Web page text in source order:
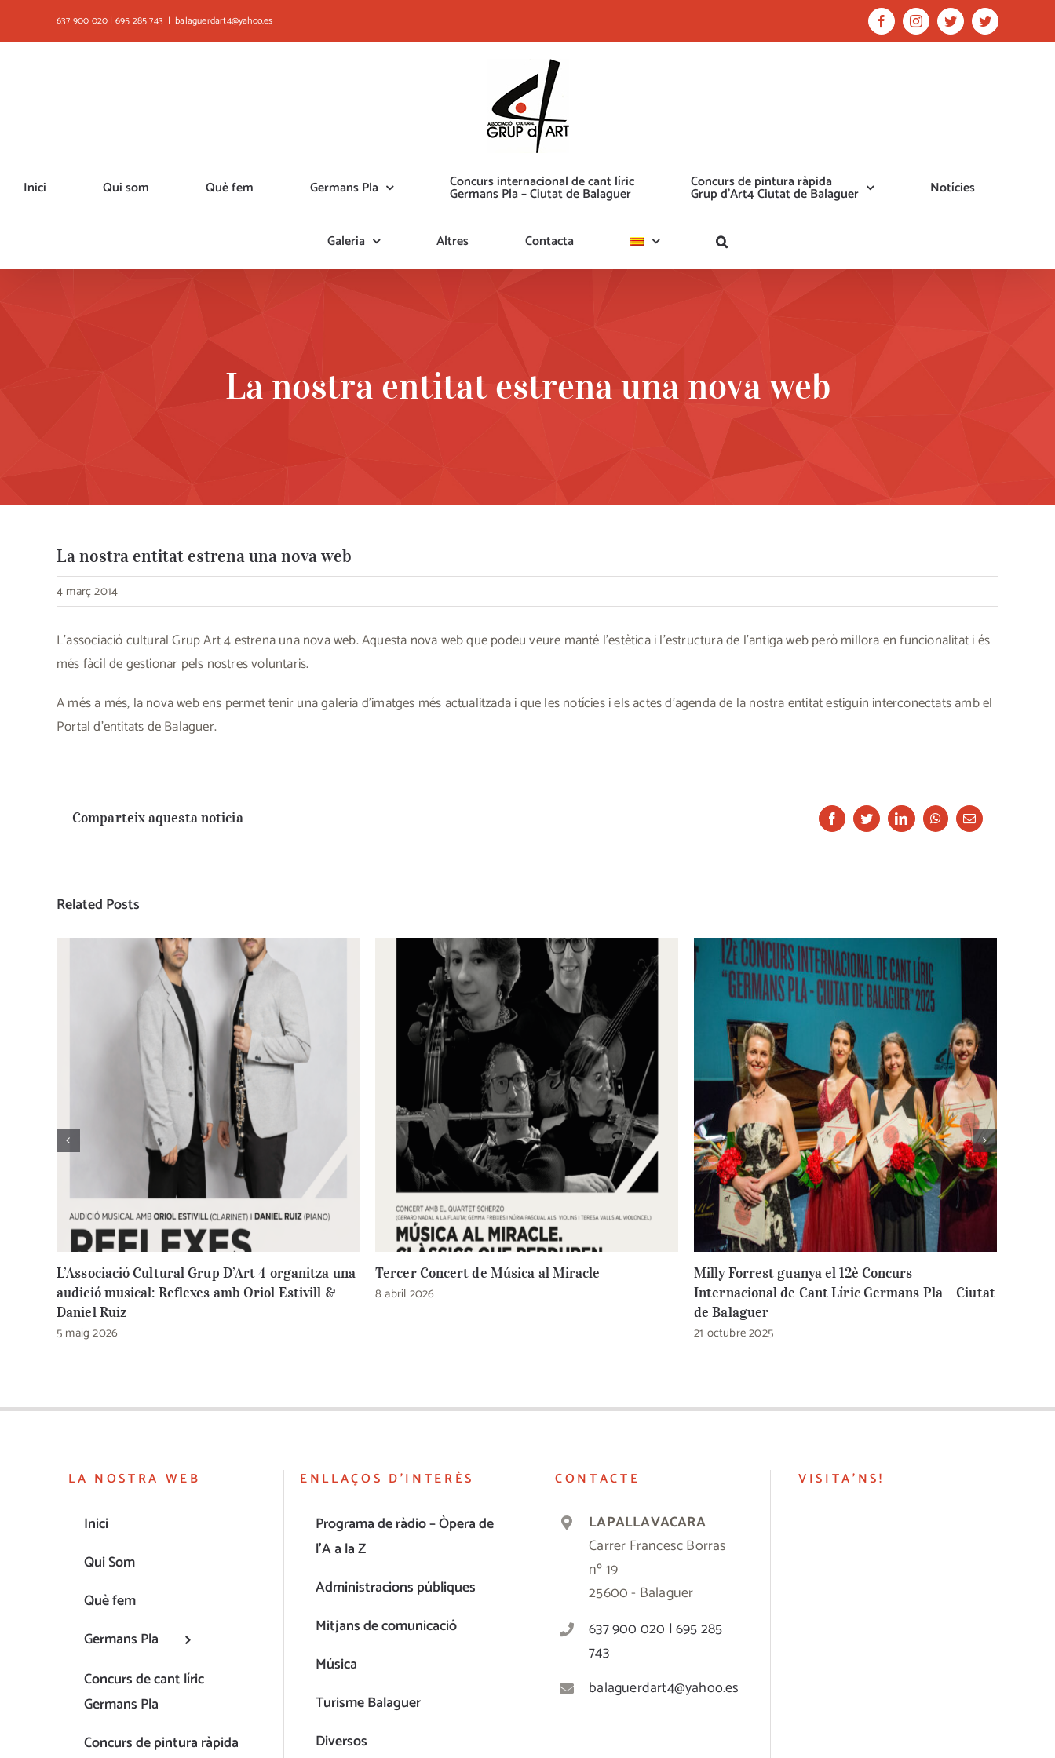
637 900 020 | 695 285 743 | balaguerdart4@yahoo.es
FacebookInstagramTwitterTwitter
Inici Qui som Què fem Germans Pla Concurs internacional de cant líric
Germans Pla – Ciutat de Balaguer
Concurs de pintura ràpida
Grup d’Art4 Ciutat de Balaguer Notícies
Galeria Altres Contacta
La nostra entitat estrena una nova web
La nostra entitat estrena una nova web
4 març 2014
L’associació cultural Grup Art 4 estrena una nova web. Aquesta nova web que podeu veure manté l’estètica i l’estructura de l’antiga web però millora en funcionalitat i és
més fàcil de gestionar pels nostres voluntaris.
A més a més, la nova web ens permet tenir una galeria d’imatges més actualitzada i que les notícies i els actes d’agenda de la nostra entitat estiguin interconectats amb el
Portal d’entitats de Balaguer.
Comparteix aquesta noticia FacebookTwitterLinkedInWhatsappEmail
Related Posts
L’Associació Cultural Grup D’Art 4 organitza una
audició musical: Reflexes amb Oriol Estivill &
Daniel Ruiz
5 maig 2026
Tercer Concert de Música al Miracle
8 abril 2026
Milly Forrest guanya el 12è Concurs
Internacional de Cant Líric Germans Pla – Ciutat
de Balaguer
21 octubre 2025
LA NOSTRA WEB
Inici
Qui Som
Què fem
Germans Pla
Concurs de cant líric
Germans Pla
Concurs de pintura ràpida
ENLLAÇOS D’INTERÈS
Programa de ràdio – Òpera de
l’A a la Z
Administracions públiques
Mitjans de comunicació
Música
Turisme Balaguer
Diversos
CONTACTE
LAPALLAVACARA
Carrer Francesc Borras
nº 19
25600 - Balaguer
637 900 020 | 695 285
743
balaguerdart4@yahoo.es
VISITA’NS!